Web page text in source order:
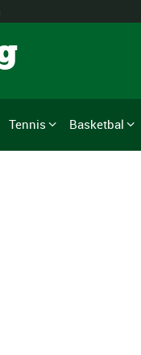
Tennis Basketbal